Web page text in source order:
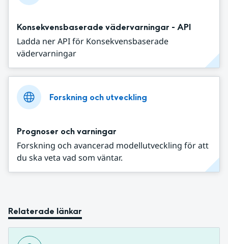
Konsekvensbaserade vädervarningar - API
Ladda ner API för Konsekvensbaserade
vädervarningar
Forskning och utveckling
Prognoser och varningar
Forskning och avancerad modellutveckling för att
du ska veta vad som väntar.
Relaterade länkar